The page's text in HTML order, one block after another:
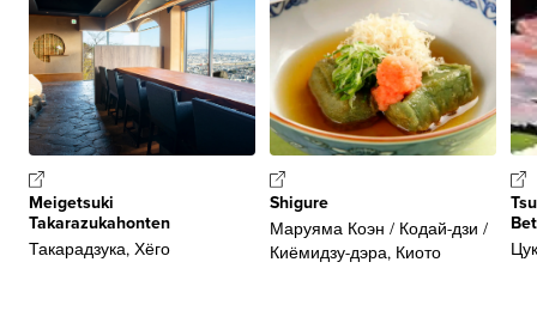
Meigetsuki
Takarazukahonten
Такарадзука, Хёго
Shigure
Маруяма Коэн / Кодай-дзи /
Киёмидзу-дэра, Киото